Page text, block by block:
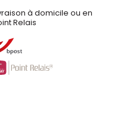
à domicile ou en
Relais